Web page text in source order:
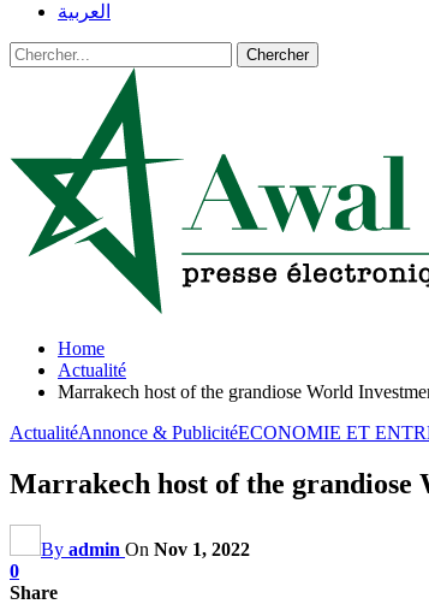
العربية
Home
Actualité
Marrakech host of the grandiose World
ActualitéAnnonce & PublicitéECONOMIE ET
Marrakech host of the grandiose
By admin On Nov 1, 2022
0
Share